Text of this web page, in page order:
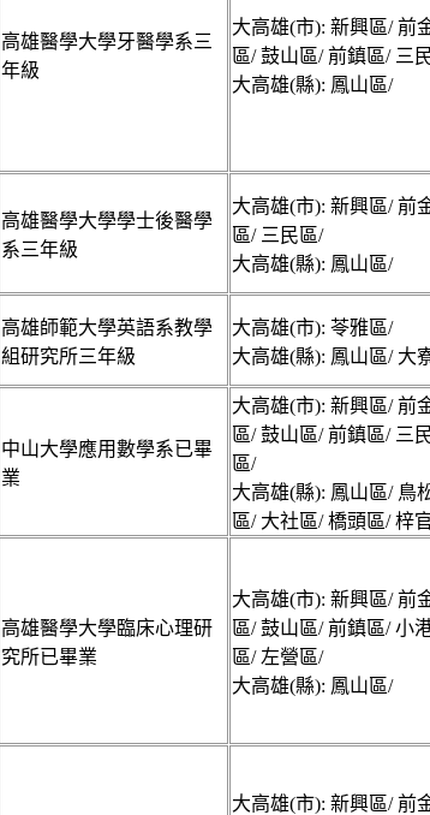
高雄醫學大學牙醫學系三
年級
大高雄(市): 新興區/ 前
區/ 鼓山區/ 前鎮區/ 三
大高雄(縣): 鳳山區/
高雄醫學大學學士後醫學
系三年級
大高雄(市): 新興區/ 前
區/ 三民區/
大高雄(縣): 鳳山區/
高雄師範大學英語系教學
組研究所三年級
大高雄(市): 苓雅區/
大高雄(縣): 鳳山區/ 大
中山大學應用數學系已畢
業
大高雄(市): 新興區/ 前
區/ 鼓山區/ 前鎮區/ 三
區/
大高雄(縣): 鳳山區/ 鳥
區/ 大社區/ 橋頭區/ 梓
高雄醫學大學臨床心理研
究所已畢業
大高雄(市): 新興區/ 前
區/ 鼓山區/ 前鎮區/ 小
區/ 左營區/
大高雄(縣): 鳳山區/
大高雄(市): 新興區/ 前